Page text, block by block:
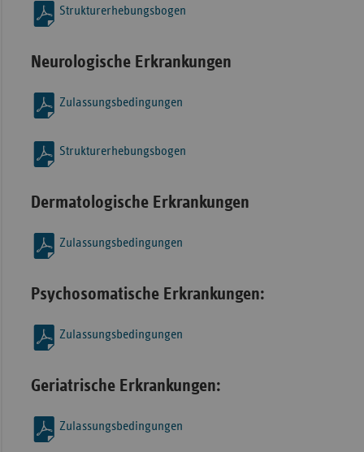
Strukturerhebungsbogen
Neurologische Erkrankungen
Zulassungsbedingungen
Strukturerhebungsbogen
Dermatologische Erkrankungen
Zulassungsbedingungen
Psychosomatische Erkrankungen:
Zulassungsbedingungen
Geriatrische Erkrankungen:
Zulassungsbedingungen